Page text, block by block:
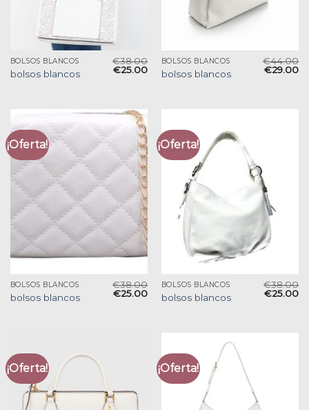
BOLSOS BLANCOS
bolsos blancos
€38.00
€25.00
BOLSOS BLANCOS
bolsos blancos
€44.00
€29.00
¡Oferta!
BOLSOS BLANCOS
bolsos blancos
€38.00
€25.00
¡Oferta!
BOLSOS BLANCOS
bolsos blancos
€38.00
€25.00
¡Oferta! ¡Oferta!